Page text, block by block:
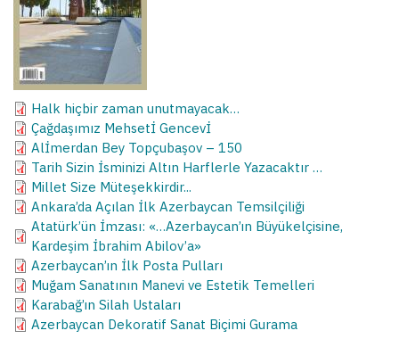
Halk hiçbir zaman unutmayacak…
Çağdaşımız Mehsetİ Gencevİ
Alİmerdan Bey Topçubaşov – 150
Tarih Sizin İsminizi Altın Harflerle Yazacaktır …
Millet Size Müteşekkirdir...
Ankara’da Açılan İlk Azerbaycan Temsilçiliği
Atatürk’ün İmzası: «…Azerbaycan’ın Büyükelçisine,
Kardeşim İbrahim Abilov’a»
Azerbaycan’ın İlk Posta Pulları
Muğam Sanatının Manevi ve Estetik Temelleri
Karabağ’ın Silah Ustaları
Azerbaycan Dekoratif Sanat Biçimi Gurama